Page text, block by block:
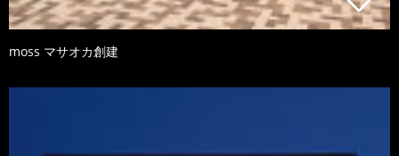
moss マサオカ創建